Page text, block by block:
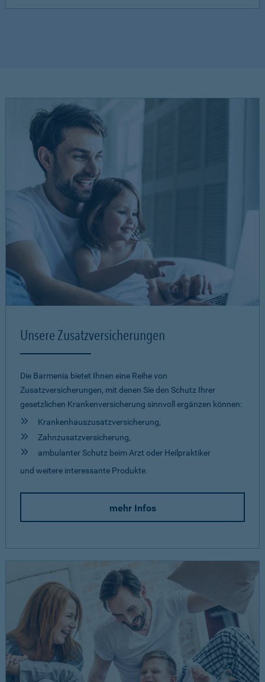
Unsere Zusatzversicherungen
Die Barmenia bietet Ihnen eine Reihe von
Zusatzversicherungen, mit denen Sie den Schutz Ihrer
gesetzlichen Krankenversicherung sinnvoll ergänzen können:
Krankenhauszusatzversicherung,
Zahnzusatzversicherung,
ambulanter Schutz beim Arzt oder Heilpraktiker
und weitere interessante Produkte.
mehr Infos